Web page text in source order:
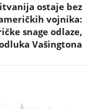
ostaje bez
vojnika:
snage odlaze,
Vašingtona